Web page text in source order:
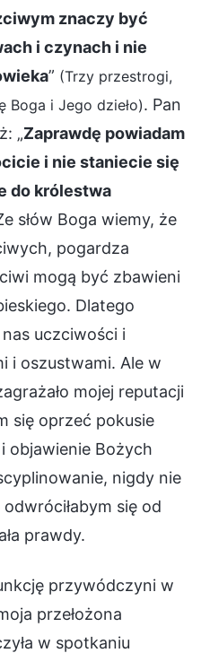
znaczy być
i czynach i nie
” (Trzy przestrogi,
Boga i Jego dzieło). Pan
„Zaprawdę powiadam
i nie staniecie się
do królestwa
słów Boga wiemy, że
pogardza
mogą być zbawieni
Dlatego
uczciwości i
i oszustwami. Ale w
mojej reputacji
się oprzeć pokusie
objawienie Bożych
nigdy nie
się od
prawdy.
przywódczyni w
przełożona
w spotkaniu